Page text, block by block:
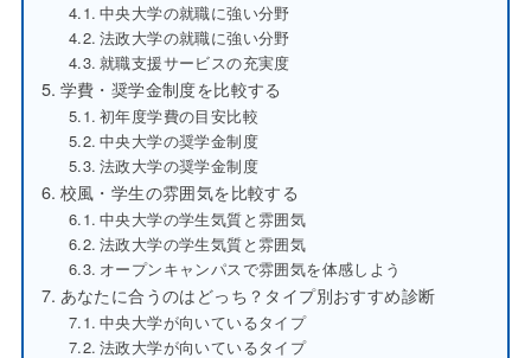
中央大学の就職に強い分野
法政大学の就職に強い分野
就職支援サービスの充実度
学費・奨学金制度を比較する
初年度学費の目安比較
中央大学の奨学金制度
法政大学の奨学金制度
校風・学生の雰囲気を比較する
中央大学の学生気質と雰囲気
法政大学の学生気質と雰囲気
オープンキャンパスで雰囲気を体感しよう
あなたに合うのはどっち？タイプ別おすすめ診断
中央大学が向いているタイプ
法政大学が向いているタイプ